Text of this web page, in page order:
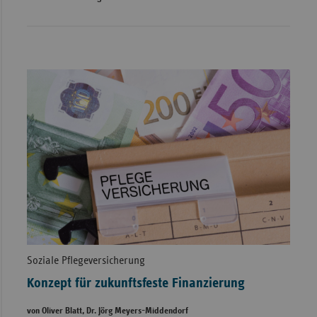
Soziale Pflegeversicherung
Konzept für zukunftsfeste Finanzierung
von Oliver Blatt, Dr. Jörg Meyers-Middendorf